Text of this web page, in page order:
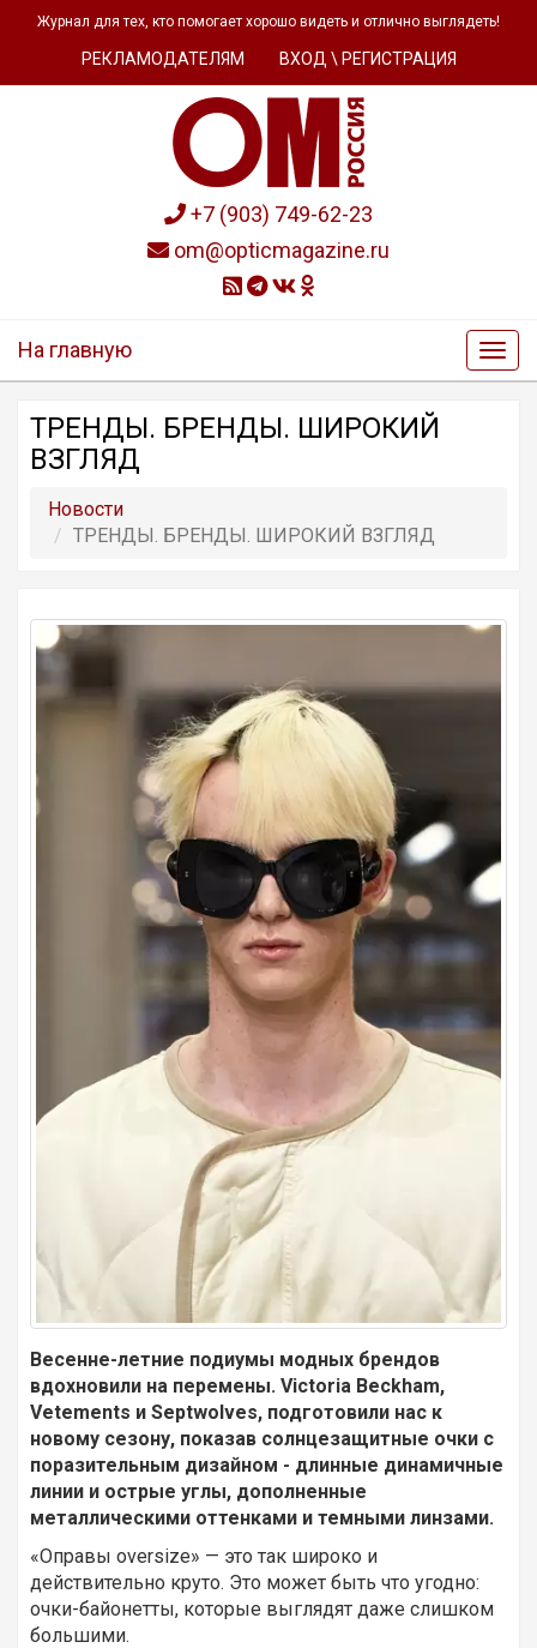
Журнал для тех, кто помогает хорошо видеть и отлично выглядеть!
РЕКЛАМОДАТЕЛЯМ ВХОД \ РЕГИСТРАЦИЯ
+7 (903) 749-62-23
om@opticmagazine.ru
На главную
ТРЕНДЫ. БРЕНДЫ. ШИРОКИЙ
ВЗГЛЯД
Новости
ТРЕНДЫ. БРЕНДЫ. ШИРОКИЙ ВЗГЛЯД
Весенне-летние подиумы модных брендов
вдохновили на перемены. Victoria Beckham,
Vetements и Septwolves, подготовили нас к
новому сезону, показав солнцезащитные очки с
поразительным дизайном - длинные динамичные
линии и острые углы, дополненные
металлическими оттенками и темными линзами.
«Оправы oversize» — это так широко и
действительно круто. Это может быть что угодно:
очки-байонетты, которые выглядят даже слишком
большими.